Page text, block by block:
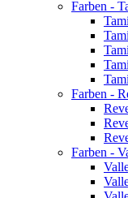
Farben -
Farben -
Farben -